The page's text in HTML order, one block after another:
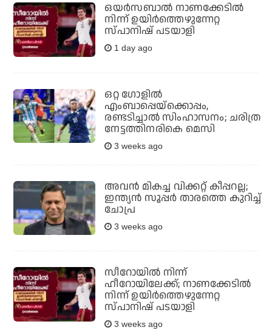
ഒയര്‍സബാൽ നാണക്കേടിൽ
നിന്ന് ഉയിർത്തെഴുന്നേറ്റ
സ്പാനിഷ് പടയാളി
1 day ago
ഒറ്റ ഗോളില്‍
എംബാപ്പെയ്‌ക്കൊപ്പം,
രണ്ടടിച്ചാല്‍ സിംഹാസനം; ചരിത്ര
നേട്ടത്തിനരികെ മെസി
3 weeks ago
അവന്‍ മികച്ച വിക്കറ്റ് കീപ്പറല്ല;
ഇന്ത്യന്‍ സൂപ്പര്‍ താരത്തെ കുറിച്ച്
ചോപ്ര
3 weeks ago
സീറോയില്‍ നിന്ന്
ഹീറോയിലേക്ക്; നാണക്കേടില്‍
നിന്ന് ഉയിര്‍ത്തെഴുന്നേറ്റ
സ്പാനിഷ് പടയാളി
3 weeks ago